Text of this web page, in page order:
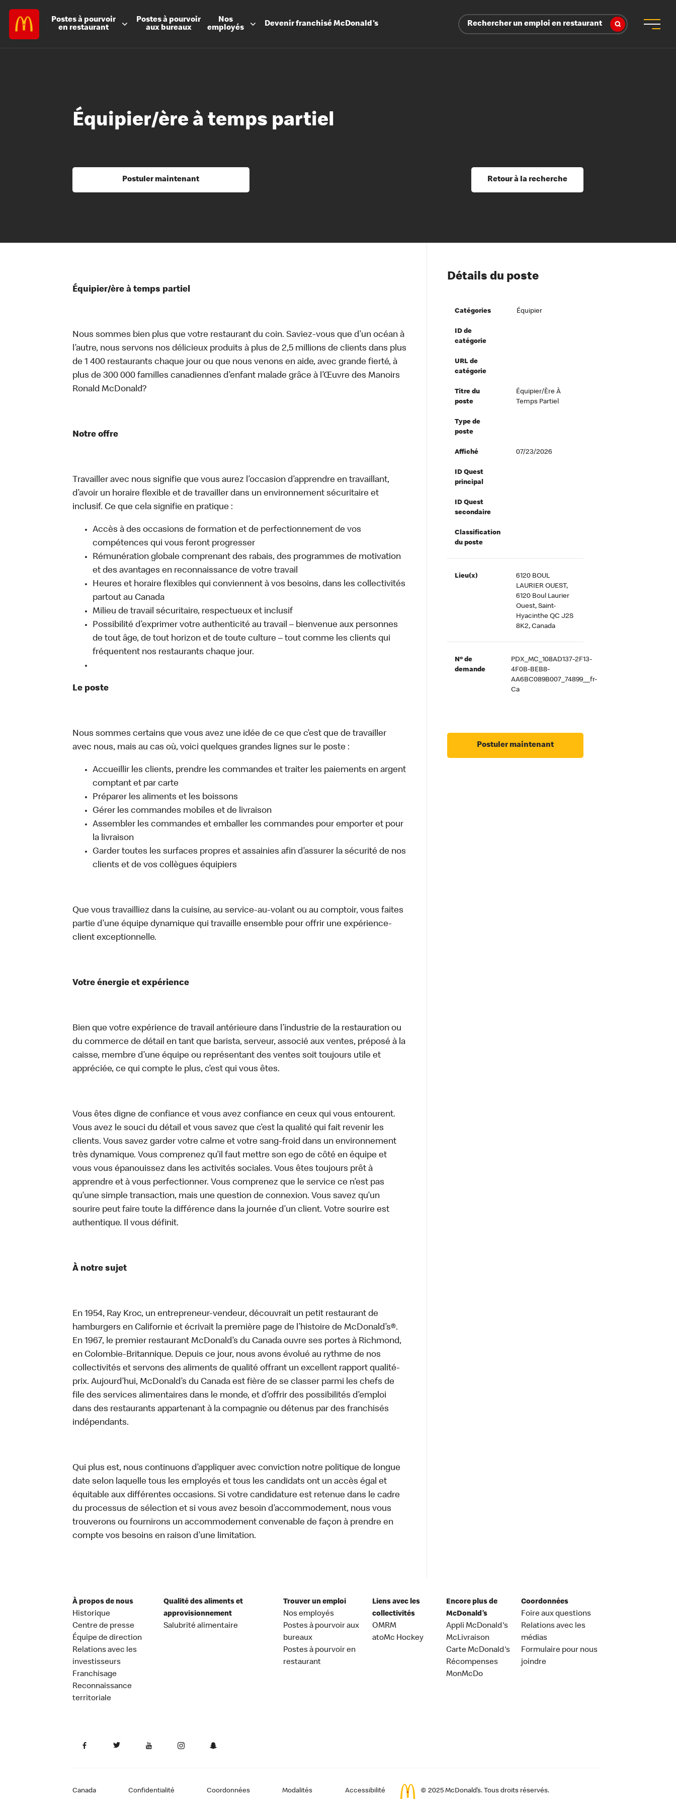
Postes à pourvoir
en restaurant
Postes à pourvoir
aux bureaux
Nos
employés
DevenirfranchiséMcDonald's Rechercher un emploi en restaurant
Apprentissage et perfectionnement
Les Arches du savoir
Notre vision à l’égard de nos employés
Nos principes directeurs
Diversité, équité et inclusion
Santé et sécurité au travail
Accommodements
Équipier/ère à temps partiel
Postuler maintenant Retour à la recherche
Équipier/ère à temps partiel
Nous sommes bien plus que votre restaurant du coin. Saviez-vous que d’un océan à
l’autre, nous servons nos délicieux produits à plus de 2,5 millions de clients dans plus
de 1 400 restaurants chaque jour ou que nous venons en aide, avec grande fierté, à
plus de 300 000 familles canadiennes d’enfant malade grâce à l’Œuvre des Manoirs
Ronald McDonald?
Notre offre
Travailler avec nous signifie que vous aurez l’occasion d’apprendre en travaillant,
d’avoir un horaire flexible et de travailler dans un environnement sécuritaire et
inclusif. Ce que cela signifie en pratique :
Accès à des occasions de formation et de perfectionnement de vos
compétences qui vous feront progresser
Rémunération globale comprenant des rabais, des programmes de motivation
et des avantages en reconnaissance de votre travail
Heures et horaire flexibles qui conviennent à vos besoins, dans les collectivités
partout au Canada
Milieu de travail sécuritaire, respectueux et inclusif
Possibilité d’exprimer votre authenticité au travail – bienvenue aux personnes
de tout âge, de tout horizon et de toute culture – tout comme les clients qui
fréquentent nos restaurants chaque jour.
Le poste
Nous sommes certains que vous avez une idée de ce que c’est que de travailler
avec nous, mais au cas où, voici quelques grandes lignes sur le poste :
Accueillir les clients, prendre les commandes et traiter les paiements en argent
comptant et par carte
Préparer les aliments et les boissons
Gérer les commandes mobiles et de livraison
Assembler les commandes et emballer les commandes pour emporter et pour
la livraison
Garder toutes les surfaces propres et assainies afin d’assurer la sécurité de nos
clients et de vos collègues équipiers
Que vous travailliez dans la cuisine, au service-au-volant ou au comptoir, vous faites
partie d’une équipe dynamique qui travaille ensemble pour offrir une expérience-
client exceptionnelle.
Votre énergie et expérience
Bien que votre expérience de travail antérieure dans l’industrie de la restauration ou
du commerce de détail en tant que barista, serveur, associé aux ventes, préposé à la
caisse, membre d’une équipe ou représentant des ventes soit toujours utile et
appréciée, ce qui compte le plus, c’est qui vous êtes.
Vous êtes digne de confiance et vous avez confiance en ceux qui vous entourent.
Vous avez le souci du détail et vous savez que c’est la qualité qui fait revenir les
clients. Vous savez garder votre calme et votre sang-froid dans un environnement
très dynamique. Vous comprenez qu’il faut mettre son ego de côté en équipe et
vous vous épanouissez dans les activités sociales. Vous êtes toujours prêt à
apprendre et à vous perfectionner. Vous comprenez que le service ce n’est pas
qu’une simple transaction, mais une question de connexion. Vous savez qu’un
sourire peut faire toute la différence dans la journée d’un client. Votre sourire est
authentique. Il vous définit.
À notre sujet
En 1954, Ray Kroc, un entrepreneur-vendeur, découvrait un petit restaurant de
hamburgers en Californie et écrivait la première page de l’histoire de McDonald’s®.
En 1967, le premier restaurant McDonald’s du Canada ouvre ses portes à Richmond,
en Colombie-Britannique. Depuis ce jour, nous avons évolué au rythme de nos
collectivités et servons des aliments de qualité offrant un excellent rapport qualité-
prix. Aujourd’hui, McDonald’s du Canada est fière de se classer parmi les chefs de
file des services alimentaires dans le monde, et d’offrir des possibilités d’emploi
dans des restaurants appartenant à la compagnie ou détenus par des franchisés
indépendants.
Qui plus est, nous continuons d’appliquer avec conviction notre politique de longue
date selon laquelle tous les employés et tous les candidats ont un accès égal et
équitable aux différentes occasions. Si votre candidature est retenue dans le cadre
du processus de sélection et si vous avez besoin d’accommodement, nous vous
trouverons ou fournirons un accommodement convenable de façon à prendre en
compte vos besoins en raison d’une limitation.
Détails du poste
Catégories Équipier
ID de
catégorie
URL de
catégorie
Titre du
poste
Équipier/ère À
Temps Partiel
Type de
poste
Affiché 07/23/2026
ID Quest
principal
ID Quest
secondaire
Classification
du poste
Lieu(x)
6120 BOUL
LAURIER OUEST,
6120 Boul Laurier
Ouest, Saint-
Hyacinthe QC J2S
8K2, Canada
Nº de
demande
PDX_MC_108AD137-2F13-
4F0B-BEB8-
AA6BC089B007_74899__fr-
Ca
Postuler maintenant
À propos de nous
Historique
Centre de presse
Équipe de direction
Relations avec les
investisseurs
Franchisage
Reconnaissance
territoriale
Qualité des aliments et
approvisionnement
Salubrité alimentaire
Trouver un emploi
Nos employés
Postes à pourvoir aux
bureaux
Postes à pourvoir en
restaurant
Liens avec les
collectivités
OMRM
atoMc Hockey
Encore plus de
McDonald’s
Appli McDonald's
McLivraison
Carte McDonald's
Récompenses
MonMcDo
Coordonnées
Foire aux questions
Relations avec les
médias
Formulaire pour nous
joindre
Canada Confidentialité Coordonnées Modalités Accessibilité © 2025 McDonald’s. Tous droits réservés.